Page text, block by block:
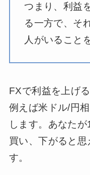
つまり、利益
る一方で、そ
人がいること
FXで利益を上げ
例えば米ドル/円
します。あなた
買い、下がると
す。